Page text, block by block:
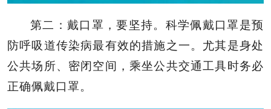
第二：戴口罩，要坚持。科学佩戴口罩是预
防呼吸道传染病最有效的措施之一。尤其是身处
公共场所、密闭空间，乘坐公共交通工具时务必
正确佩戴口罩。